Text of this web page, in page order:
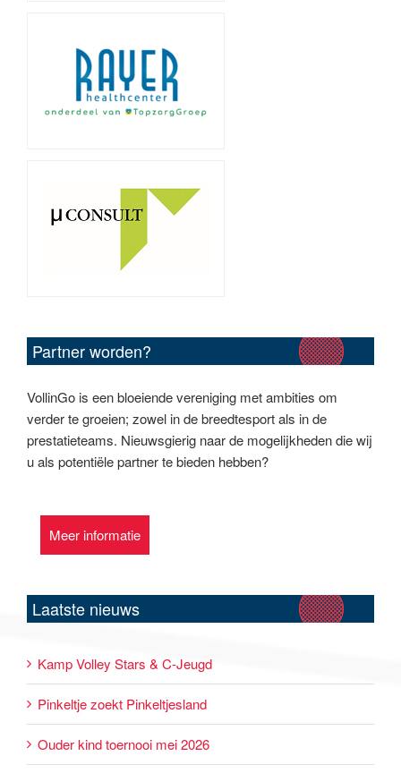
Partner worden?
VollinGo is een bloeiende vereniging met ambities om
verder te groeien; zowel in de breedtesport als in de
prestatieteams. Nieuwsgierig naar de mogelijkheden die wij
u als potentiële partner te bieden hebben?
Meer informatie
Laatste nieuws
Kamp Volley Stars & C-Jeugd
Pinkeltje zoekt Pinkeltjesland
Ouder kind toernooi mei 2026